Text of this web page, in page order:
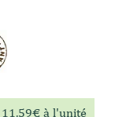
11,59€ à l'unité